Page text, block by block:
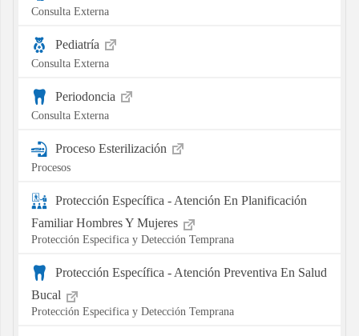
Consulta Externa
Pediatría
Consulta Externa
Periodoncia
Consulta Externa
Proceso Esterilización
Procesos
Protección Específica - Atención En Planificación
Familiar Hombres Y Mujeres
Protección Especifica y Detección Temprana
Protección Específica - Atención Preventiva En Salud
Bucal
Protección Especifica y Detección Temprana